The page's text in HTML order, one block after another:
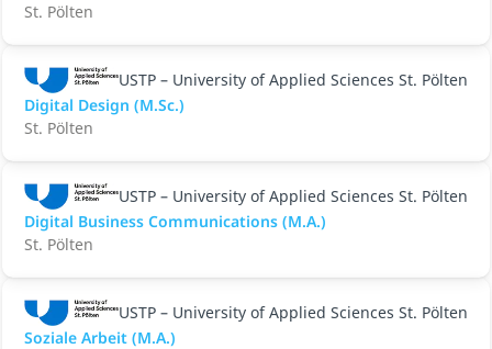
St. Pölten
USTP – University of Applied Sciences St. Pölten
Digital Design (M.Sc.)
St. Pölten
USTP – University of Applied Sciences St. Pölten
Digital Business Communications (M.A.)
St. Pölten
USTP – University of Applied Sciences St. Pölten
Soziale Arbeit (M.A.)